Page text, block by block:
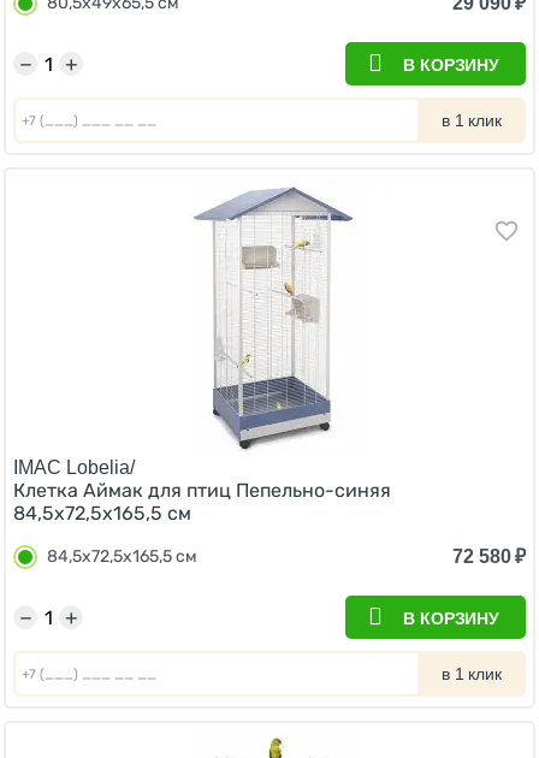
+
− В КОРЗИНУ
в 1 клик
IMAC Lobelia/
Клетка Аймак для птиц Пепельно-синяя
84,5х72,5х165,5 см
84,5х72,5х165,5 см 72 580₽
+
− В КОРЗИНУ
в 1 клик